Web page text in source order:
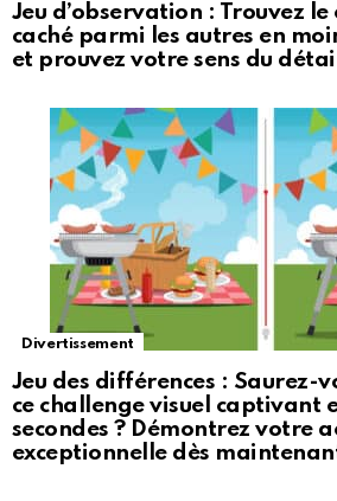
Jeu d’observation : Trouvez
caché parmi les autres en
et prouvez votre sens du
Divertissement
Jeu des différences : Saurez-
ce challenge visuel captivant
secondes ? Démontrez votre
exceptionnelle dès